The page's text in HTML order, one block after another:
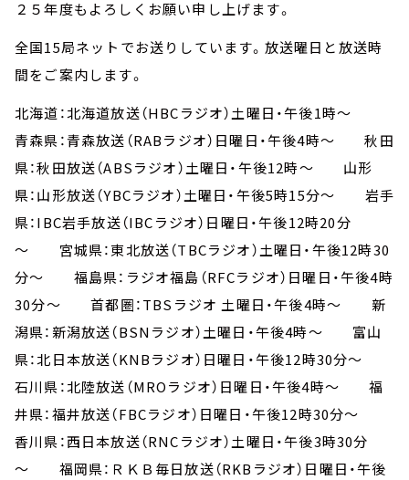
２５年度もよろしくお願い申し上げます。
全国15局ネットでお送りしています。放送曜日と放送時
間をご案内します。
北海道：北海道放送（HBCラジオ）土曜日・午後1時～
青森県：青森放送（RABラジオ）日曜日・午後4時～ 秋田
県：秋田放送（ABSラジオ）土曜日・午後12時～ 山形
県：山形放送（YBCラジオ）土曜日・午後5時15分～ 岩手
県：IBC岩手放送（IBCラジオ）日曜日・午後12時20分
～ 宮城県：東北放送（TBCラジオ）土曜日・午後12時30
分～ 福島県：ラジオ福島（RFCラジオ）日曜日・午後4時
30分～ 首都圏：TBSラジオ 土曜日・午後4時～ 新
潟県：新潟放送（BSNラジオ）土曜日・午後4時～ 富山
県：北日本放送（KNBラジオ）日曜日・午後12時30分～
石川県：北陸放送（MROラジオ）日曜日・午後4時～ 福
井県：福井放送（FBCラジオ）日曜日・午後12時30分～
香川県：西日本放送（RNCラジオ）土曜日・午後3時30分
～ 福岡県：ＲＫＢ毎日放送（RKBラジオ）日曜日・午後